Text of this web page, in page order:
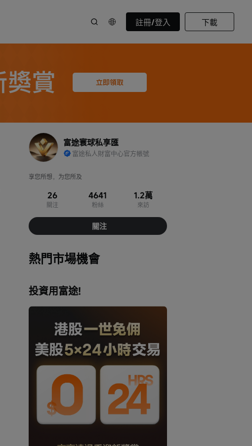
註冊/登入 下載
富途寰球私享匯
富途私人財富中心官方帳號
享您所想，为您所及
26
關注
4641
粉絲
1.2萬
來訪
關注
熱門市場機會
投資用富途!